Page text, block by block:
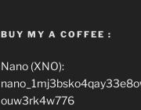
BUY MY A COFFEE :
Nano (XNO):
ouw3rk4w776